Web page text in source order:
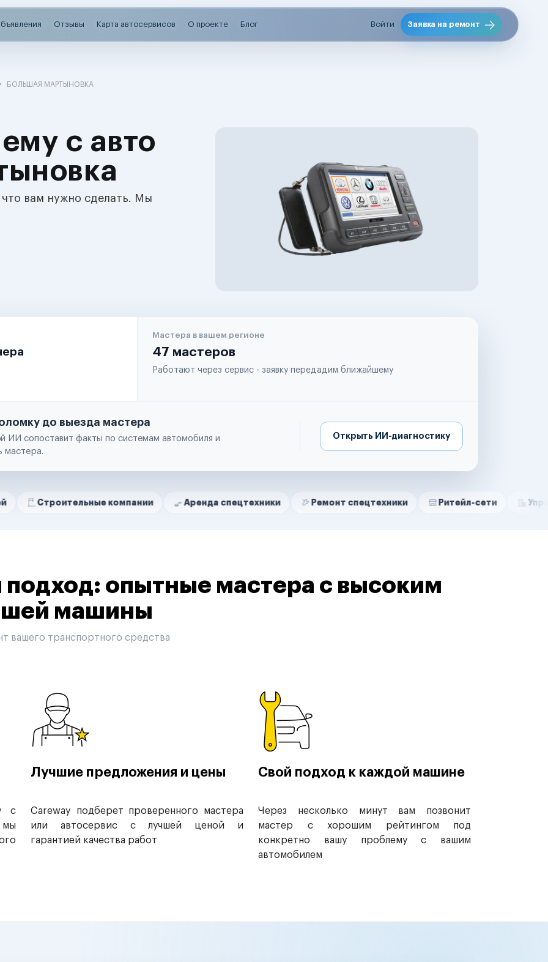
Отзывы Карта автосервисов О проекте Блог Войти Заявка на ремонт
БОЛЬШАЯ МАРТЫНОВКА
с авто
вам нужно сделать. Мы
Мастера в вашем регионе
47 мастеров
Работают через сервис - заявку передадим ближайшему
до выезда мастера
ИИ сопоставит факты по системам автомобиля и
мастера.
Открыть ИИ-диагностику
компании Аренда спецтехники Ремонт спецтехники Ритейл-сети Управляющие
опытные мастера с высоким
машины
вашего транспортного средства
с
мы
Лучшие предложения и цены
Careway подберет проверенного мастера
или автосервис с лучшей ценой и
гарантией качества работ
Свой подход к каждой машине
Через несколько минут вам позвонит
мастер с хорошим рейтингом под
конкретно вашу проблему с вашим
автомобилем